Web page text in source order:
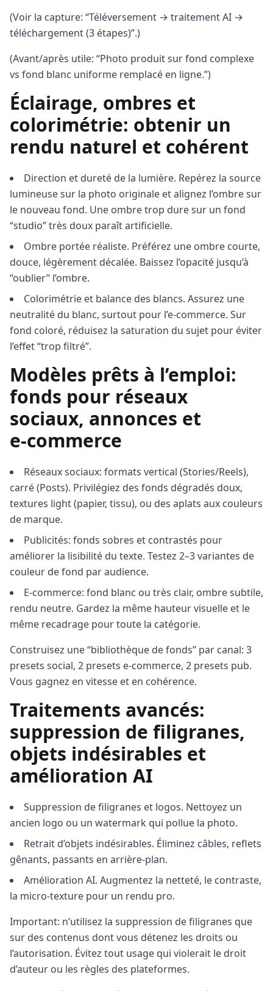
(Voir la capture: “Téléversement → traitement AI →
téléchargement (3 étapes)”.)
(Avant/après utile: “Photo produit sur fond complexe
vs fond blanc uniforme remplacé en ligne.”)
Éclairage, ombres et
colorimétrie: obtenir un
rendu naturel et cohérent
Direction et dureté de la lumière. Repérez la source
lumineuse sur la photo originale et alignez l’ombre sur
le nouveau fond. Une ombre trop dure sur un fond
“studio” très doux paraît artificielle.
Ombre portée réaliste. Préférez une ombre courte,
douce, légèrement décalée. Baissez l’opacité jusqu’à
“oublier” l’ombre.
Colorimétrie et balance des blancs. Assurez une
neutralité du blanc, surtout pour l’e‑commerce. Sur
fond coloré, réduisez la saturation du sujet pour éviter
l’effet “trop filtré”.
Modèles prêts à l’emploi:
fonds pour réseaux
sociaux, annonces et
e‑commerce
Réseaux sociaux: formats vertical (Stories/Reels),
carré (Posts). Privilégiez des fonds dégradés doux,
textures light (papier, tissu), ou des aplats aux couleurs
de marque.
Publicités: fonds sobres et contrastés pour
améliorer la lisibilité du texte. Testez 2–3 variantes de
couleur de fond par audience.
E‑commerce: fond blanc ou très clair, ombre subtile,
rendu neutre. Gardez la même hauteur visuelle et le
même recadrage pour toute la catégorie.
Construisez une “bibliothèque de fonds” par canal: 3
presets social, 2 presets e‑commerce, 2 presets pub.
Vous gagnez en vitesse et en cohérence.
Traitements avancés:
suppression de filigranes,
objets indésirables et
amélioration AI
Suppression de filigranes et logos. Nettoyez un
ancien logo ou un watermark qui pollue la photo.
Retrait d’objets indésirables. Éliminez câbles, reflets
gênants, passants en arrière-plan.
Amélioration AI. Augmentez la netteté, le contraste,
la micro‑texture pour un rendu pro.
Important: n’utilisez la suppression de filigranes que
sur des contenus dont vous détenez les droits ou
l’autorisation. Évitez tout usage qui violerait le droit
d’auteur ou les règles des plateformes.